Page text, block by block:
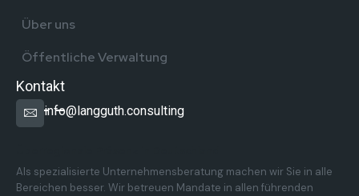
Über uns
Öffentliche Verwaltung
Kontakt
info@langguth.consulting
Als spezialisierte Unternehmensberatung machen wir Sie in alle
Bereichen besser. Wir betreuen Mandate in allen führenden